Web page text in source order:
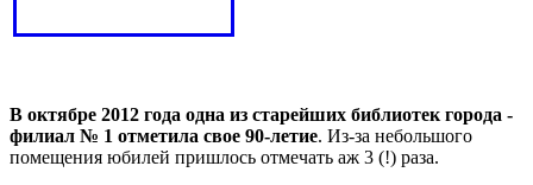
В октябре 2012 года одна из старейших библиотек города -
филиал № 1 отметила свое 90-летие. Из-за небольшого
помещения юбилей пришлось отмечать аж 3 (!) раза.